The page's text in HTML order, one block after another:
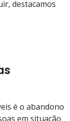
destacamos
é o abandono
em situação